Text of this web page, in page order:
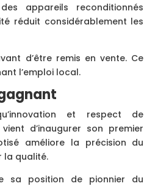
appareils reconditionnés
réduit considérablement les
d’être remis en vente. Ce
l’emploi local.
et respect de
vient d’inaugurer son premier
améliore la précision du
la qualité.
sa position de pionnier du